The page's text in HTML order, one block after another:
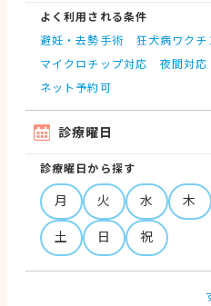
よく利用される条件
避妊・去勢手術
狂犬病ワクチ
マイクロチップ対応
夜間対応
ネット予約可
診療曜日
診療曜日から探す
月 火 水 木
土
日 祝